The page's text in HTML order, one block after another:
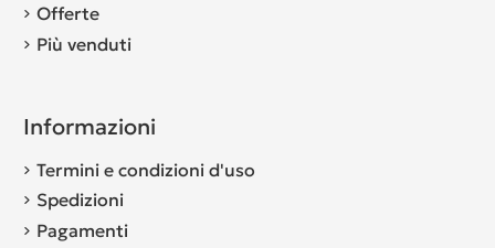
Offerte
Più venduti
Informazioni
Termini e condizioni d'uso
Spedizioni
Pagamenti